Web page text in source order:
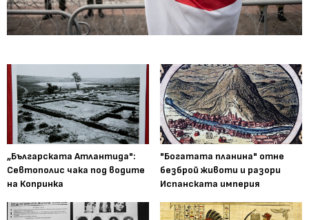
„Българската Атлантида":
Севтополис чака под водите
на Копринка
"Богатата планина" отне
безброй животи и разори
Испанската империя